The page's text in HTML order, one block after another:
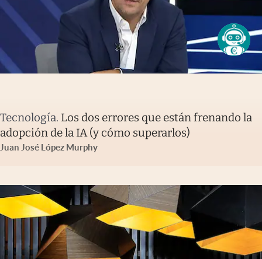
Tecnología. Los dos errores que están frenando la
adopción de la IA (y cómo superarlos)
Juan José López Murphy